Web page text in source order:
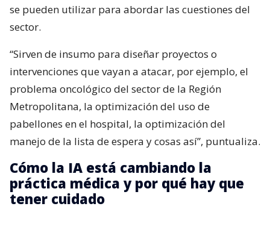
se pueden utilizar para abordar las cuestiones del
sector.
“Sirven de insumo para diseñar proyectos o
intervenciones que vayan a atacar, por ejemplo, el
problema oncológico del sector de la Región
Metropolitana, la optimización del uso de
pabellones en el hospital, la optimización del
manejo de la lista de espera y cosas así”, puntualiza.
Cómo la IA está cambiando la
práctica médica y por qué hay que
tener cuidado